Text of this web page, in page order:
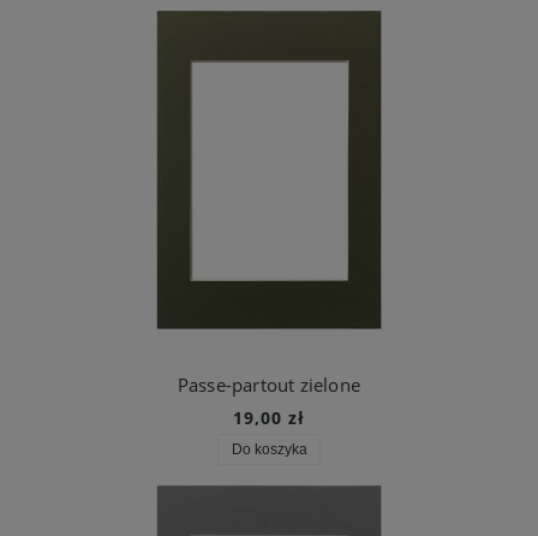
Passe-partout zielone
19,00 zł
Do koszyka